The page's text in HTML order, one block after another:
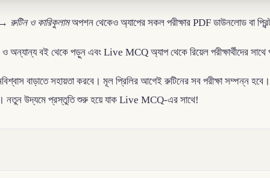
→ রুটিন ও কারিকুলামঅপশন থেকেও অ্যাপের সকল পরীক্ষার PDF ডাউনলোড বা
অন্যান্য বই থেকে পড়ুন এবং Live MCQ অ্যাপ থেকে রিয়েল পরীক্ষার্থীদের সাথে
বাড়াতে সহায়তা করবে। মূল প্রিলির আগেই রুটিনের সব পরীক্ষা
নতুন উদ্যমে প্রস্তুতি শুরু হয়ে যাক Live MCQ-এর সাথে!